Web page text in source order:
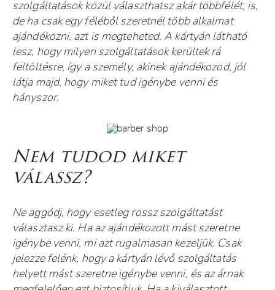
szolgáltatások közül választhatsz akár többfélét, is,
de ha csak egy féléből szeretnél több alkalmat
ajándékozni, azt is megteheted. A kártyán látható
lesz, hogy milyen szolgáltatások kerültek rá
feltöltésre, így a személy, akinek ajándékozod, jól
látja majd, hogy miket tud igénybe venni és
hányszor.
Nem tudod miket
válassz?
Ne aggódj, hogy esetleg rossz szolgáltatást
választasz ki. Ha az ajándékozott mást szeretne
igénybe venni, mi azt rugalmasan kezeljük. Csak
jelezze felénk, hogy a kártyán lévő szolgáltatás
helyett mást szeretne igénybe venni, és az árnak